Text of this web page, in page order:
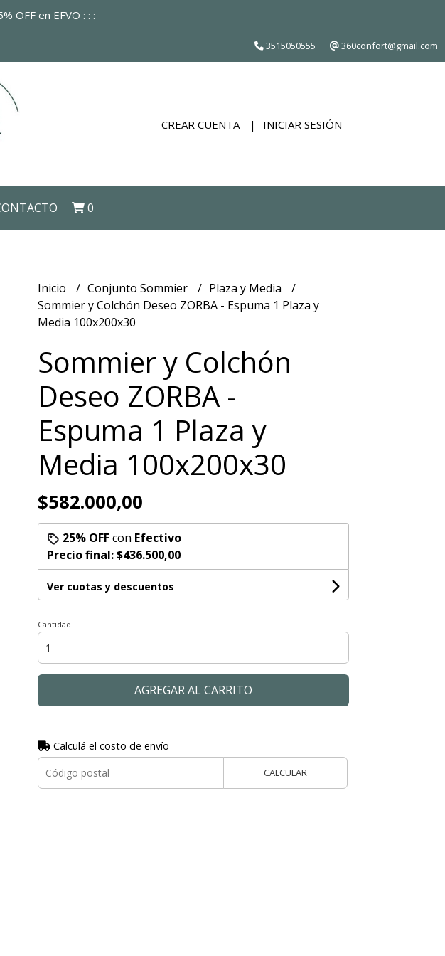
OFF en EFVO : : :
3515050555 360confort@gmail.com
CREAR CUENTA INICIAR SESIÓN
0
Inicio Conjunto Sommier
Plaza y Media
Sommier y Colchón Deseo ZORBA - Espuma 1 Plaza y
Media 100x200x30
Sommier y Colchón
Deseo ZORBA -
Espuma 1 Plaza y
Media 100x200x30
$582.000,00
25% OFFcon Efectivo
Precio final:$436.500,00
Ver cuotas y descuentos
Cantidad
AGREGAR AL CARRITO
Calculá el costo de envío
CALCULAR